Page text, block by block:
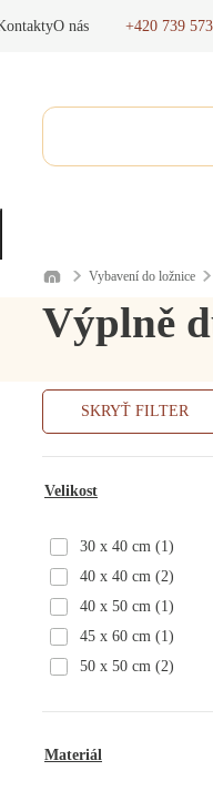
O nás +420 739
Vybavení do ložnice
Výplně
SKRYŤ FILTER
Velikost
30 x 40 cm (1)
40 x 40 cm (2)
40 x 50 cm (1)
45 x 60 cm (1)
50 x 50 cm (2)
Materiál